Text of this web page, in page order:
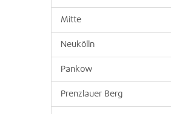
Mitte
Neukölln
Pankow
Prenzlauer Berg